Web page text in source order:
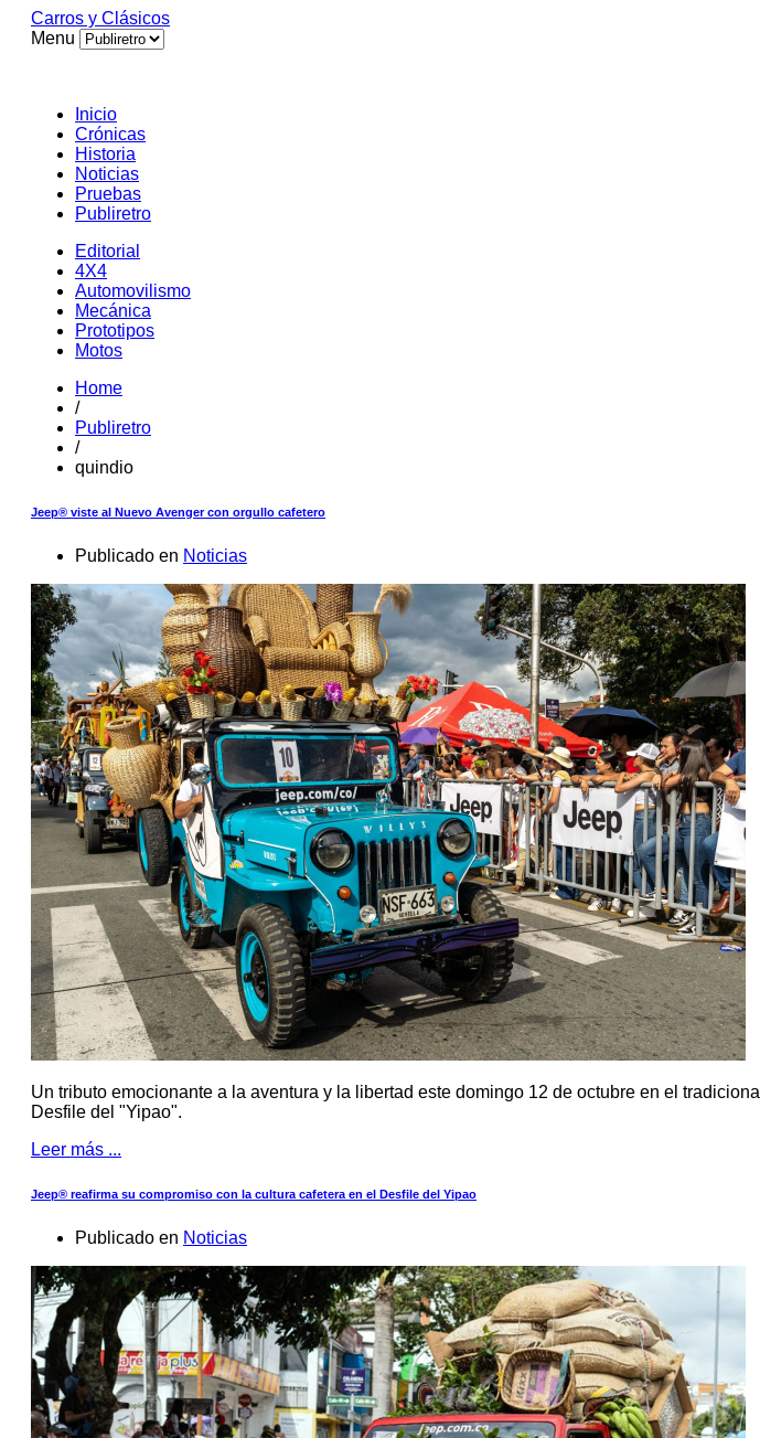
Carros y Clásicos
Menu
Inicio
Crónicas
Historia
Noticias
Pruebas
Publiretro
Editorial
4X4
Automovilismo
Mecánica
Prototipos
Motos
Home
/
Publiretro
/
quindio
Jeep® viste al Nuevo Avenger con orgullo cafetero
Publicado en Noticias
Un tributo emocionante a la aventura y la libertad este domingo 12 de octubre en el tradicional
Desfile del "Yipao".
Leer más ...
Jeep® reafirma su compromiso con la cultura cafetera en el Desfile del Yipao
Publicado en Noticias